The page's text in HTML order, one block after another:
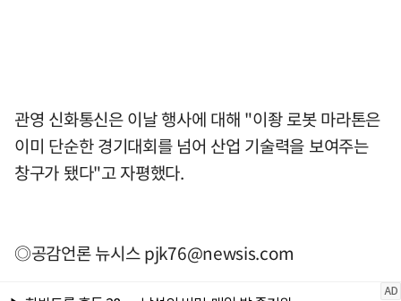
관영 신화통신은 이날 행사에 대해 "이좡 로봇 마라톤은
이미 단순한 경기대회를 넘어 산업 기술력을 보여주는
창구가 됐다"고 자평했다.
◎공감언론 뉴시스pjk76@newsis.com